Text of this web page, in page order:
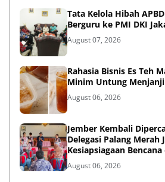
Tata Kelola Hibah
Berguru ke PMI DKI
August 07, 2026
Rahasia Bisnis Es Teh
Minim Untung
August 06, 2026
Jember Kembali
Delegasi Palang Merah
Kesiapsiagaan
dan Sekolah
August 06, 2026